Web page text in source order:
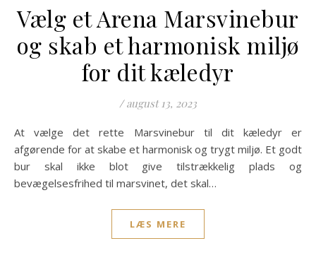
Vælg et Arena Marsvinebur
og skab et harmonisk miljø
for dit kæledyr
/ august 13, 2023
At vælge det rette Marsvinebur til dit kæledyr er
afgørende for at skabe et harmonisk og trygt miljø. Et godt
bur skal ikke blot give tilstrækkelig plads og
bevægelsesfrihed til marsvinet, det skal…
LÆS MERE